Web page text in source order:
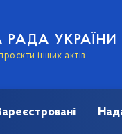
РАДА УКРАЇНИ
інших актів